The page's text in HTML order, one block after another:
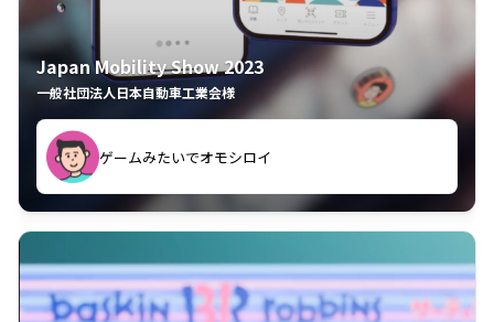
Japan Mobility Show 2023
一般社団法人日本自動車工業会様
ゲームみたいでオモシロイ
久々のモーターショーがアプリでもっと楽しめました